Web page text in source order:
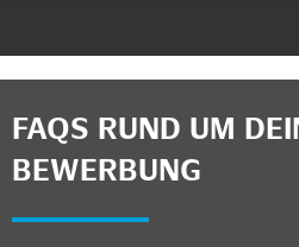
FAQS RUND UM
BEWERBUNG